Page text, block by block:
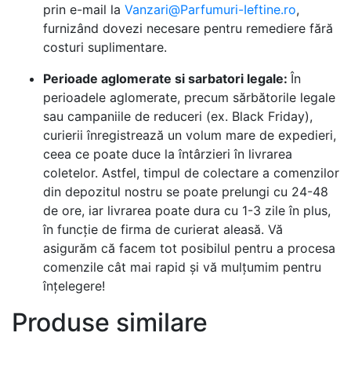
prin e-mail la Vanzari@Parfumuri-Ieftine.ro,
furnizând dovezi necesare pentru remediere fără
costuri suplimentare.
Perioade aglomerate si sarbatori legale: În
perioadele aglomerate, precum sărbătorile legale
sau campaniile de reduceri (ex. Black Friday),
curierii înregistrează un volum mare de expedieri,
ceea ce poate duce la întârzieri în livrarea
coletelor. Astfel, timpul de colectare a comenzilor
din depozitul nostru se poate prelungi cu 24-48
de ore, iar livrarea poate dura cu 1-3 zile în plus,
în funcție de firma de curierat aleasă. Vă
asigurăm că facem tot posibilul pentru a procesa
comenzile cât mai rapid și vă mulțumim pentru
înțelegere!
Produse similare